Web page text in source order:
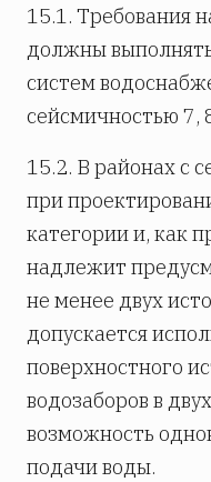
15.1. Требования
должны
систем
сейсмичностью 7,
15.2. В районах с
при
категории и, как
надлежит
не менее двух
допускается
поверхностного
водозаборов в
возможность
подачи воды.